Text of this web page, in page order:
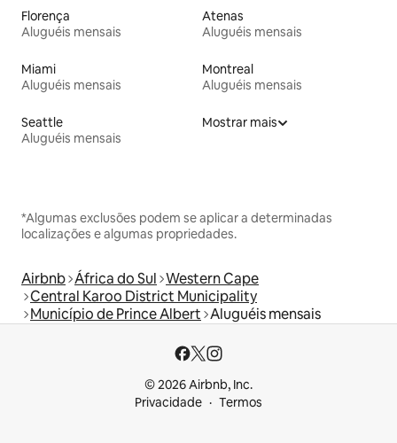
Florença
Aluguéis mensais
Atenas
Aluguéis mensais
Miami
Aluguéis mensais
Montreal
Aluguéis mensais
Seattle
Aluguéis mensais
Mostrar mais
*Algumas exclusões podem se aplicar a determinadas
localizações e algumas propriedades.
Airbnb África do Sul Western Cape
Central Karoo District Municipality
Município de Prince Albert Aluguéis mensais
© 2026 Airbnb, Inc.
Privacidade
Termos